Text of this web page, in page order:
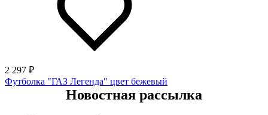
2 297 ₽
Футболка "ГАЗ Легенда" цвет бежевый
Новостная рассылка